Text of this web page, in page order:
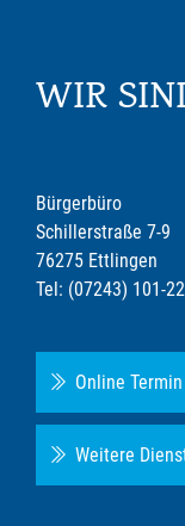
WIR
Bürgerbüro
Schillerstraße 7-9
76275 Ettlingen
Tel: (07243) 101-
Online
Weitere